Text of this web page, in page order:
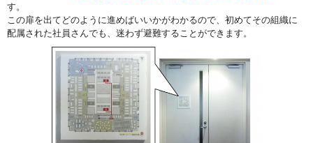
す。
この扉を出てどのように進めばいいかがわかるので、初めてその組織に
配属された社員さんでも、迷わず避難することができます。